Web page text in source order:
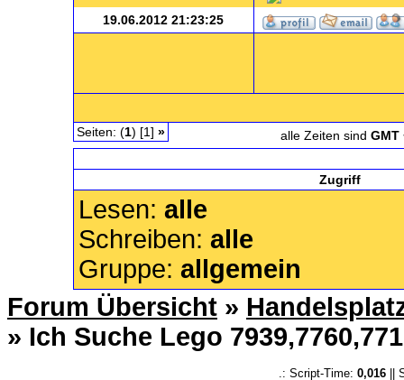
19.06.2012 21:23:25
Seiten: (1) [1] » alle Zeiten sind GMT
Zugriff
Lesen: alle
Schreiben: alle
Gruppe: allgemein
Forum Übersicht »
» Ich Suche Lego
.: Script-Time: 0,016||